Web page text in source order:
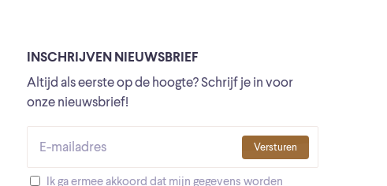
INSCHRIJVEN NIEUWSBRIEF
Altijd als eerste op de hoogte? Schrijf je in voor
onze nieuwsbrief!
Ik ga ermee akkoord dat mijn gegevens worden
Versturen